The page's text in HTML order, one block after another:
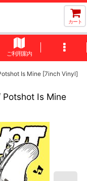
カート
ご利用案内
Is Mine [7inch Vinyl]
Potshot Is Mine